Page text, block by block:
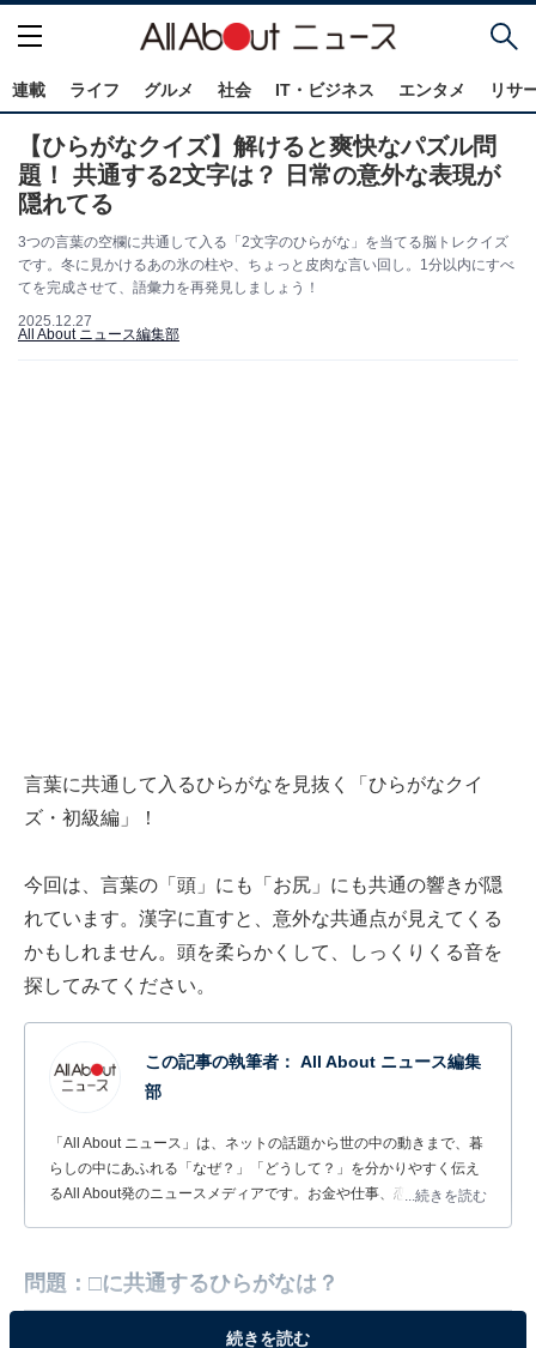
連載 ライフ グルメ 社会 IT・ビジネス エンタメ リサ
【ひらがなクイズ】解けると爽快なパズル問
題！ 共通する2文字は？ 日常の意外な表現が
隠れてる
3つの言葉の空欄に共通して入る「2文字のひらがな」を当てる脳トレクイズ
です。冬に見かけるあの氷の柱や、ちょっと皮肉な言い回し。1分以内にすべ
てを完成させて、語彙力を再発見しましょう！
2025.12.27
All About ニュース編集部
言葉に共通して入るひらがなを見抜く「ひらがなクイ
ズ・初級編」！
今回は、言葉の「頭」にも「お尻」にも共通の響きが隠
れています。漢字に直すと、意外な共通点が見えてくる
かもしれません。頭を柔らかくして、しっくりくる音を
探してみてください。
この記事の執筆者： All About ニュース編集
部
「All About ニュース」は、ネットの話題から世の中の動きまで、暮
らしの中にあふれる「なぜ？」「どうして？」を分かりやすく伝え
るAll About発のニュースメディアです。お金や仕事、恋愛、ITに関
...続きを読む
問題：□に共通するひらがなは？
続きを読む